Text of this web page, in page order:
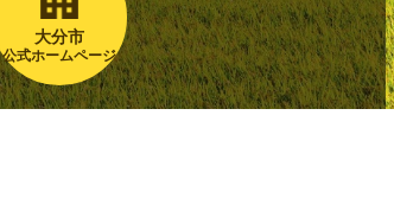
大分市
公式ホームページ